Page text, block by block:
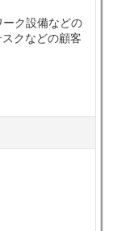
ク設備などの
クなどの顧客